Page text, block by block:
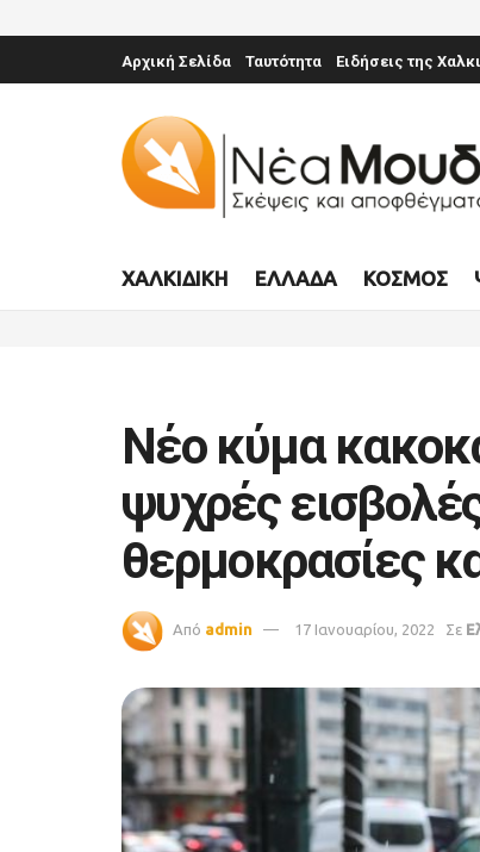
Αρχική Σελίδα Ταυτότητα Ειδήσεις της
ΧΑΛΚΙΔΙΚΉ ΕΛΛΆΔΑ ΚΌΣΜΟΣ
Νέο κύμα
ψυχρές
θερμοκρασίες
Από admin 17 Ιανουαρίου, 2022 Σε